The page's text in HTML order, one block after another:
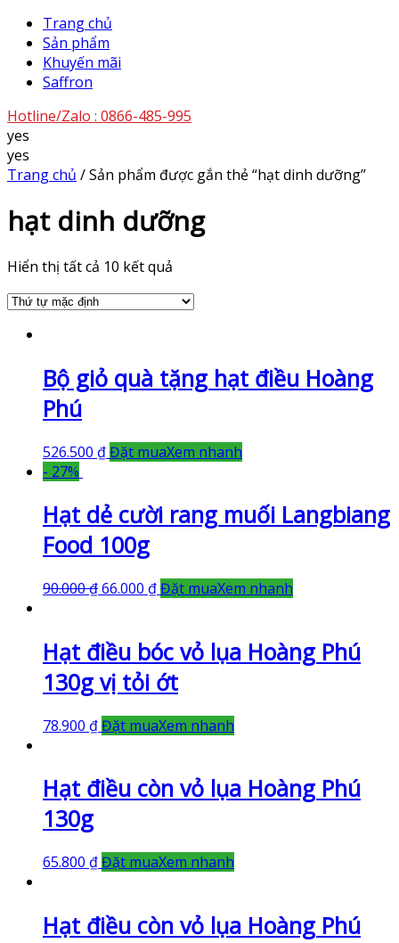
Trang chủ
Sản phẩm
Khuyến mãi
Saffron
Hotline/Zalo : 0866-485-995
yes
yes
Trang chủ / Sản phẩm được gắn thẻ “hạt dinh dưỡng”
hạt dinh dưỡng
Hiển thị tất cả 10 kết quả
Bộ giỏ quà tặng hạt điều Hoàng
Phú
526.500 ₫Đặt muaXem nhanh
- 27%
Hạt dẻ cười rang muối Langbiang
Food 100g
90.000₫66.000 ₫Đặt muaXem nhanh
Hạt điều bóc vỏ lụa Hoàng Phú
130g vị tỏi ớt
78.900 ₫Đặt muaXem nhanh
Hạt điều còn vỏ lụa Hoàng Phú
130g
65.800 ₫Đặt muaXem nhanh
Hạt điều còn vỏ lụa Hoàng Phú